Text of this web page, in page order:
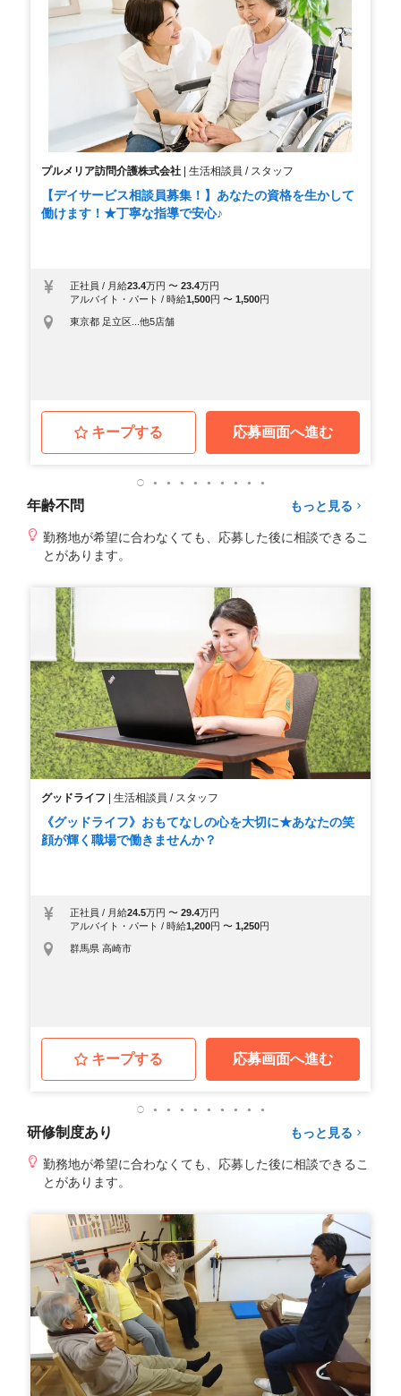
プルメリア訪問介護株式会社 |生活相談員 / スタッフ
【デイサービス相談員募集！】あなたの資格を生かして
働けます！★丁寧な指導で安心♪
正社員 / 月給23.4万円 〜23.4万円
アルバイト・パート /時給1,500円 〜1,500円
東京都 足立区...他5店舗
キープする 応募画面へ進む
年齢不問 もっと見る
勤務地が希望に合わなくても、応募した後に相談できるこ
とがあります。
グッドライフ |生活相談員 / スタッフ
《グッドライフ》おもてなしの心を大切に★あなたの笑
顔が輝く職場で働きませんか？
正社員 / 月給24.5万円 〜29.4万円
アルバイト・パート /時給1,200円 〜1,250円
群馬県 高崎市
キープする 応募画面へ進む
研修制度あり もっと見る
勤務地が希望に合わなくても、応募した後に相談できるこ
とがあります。